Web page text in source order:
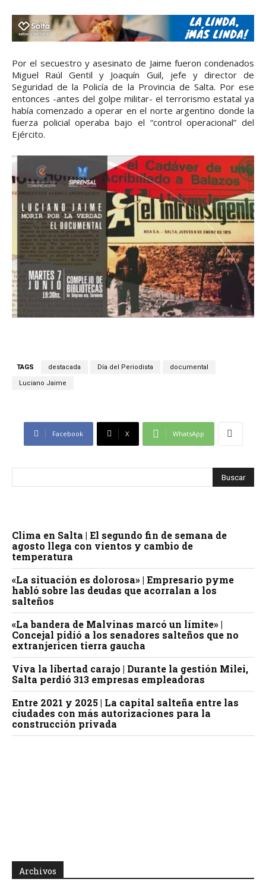
Por el secuestro y asesinato de Jaime fueron condenados
Miguel Raúl Gentil y Joaquín Guil, jefe y director de
Seguridad de la Policía de la Provincia de Salta. Por ese
entonces -antes del golpe militar- el terrorismo estatal ya
había comenzado a operar en el norte argentino donde la
fuerza policial operaba bajo el “control operacional” del
Ejército.
TAGS destacada Día del Periodista documental
Luciano Jaime
Facebook X WhatsApp
Clima en Salta | El segundo fin de semana de
agosto llega con vientos y cambio de
temperatura
«La situación es dolorosa» | Empresario pyme
habló sobre las deudas que acorralan a los
salteños
«La bandera de Malvinas marcó un límite» |
Concejal pidió a los senadores salteños que no
extranjericen tierra gaucha
Viva la libertad carajo | Durante la gestión Milei,
Salta perdió 313 empresas empleadoras
Entre 2021 y 2025 | La capital salteña entre las
ciudades con más autorizaciones para la
construcción privada
Archivos